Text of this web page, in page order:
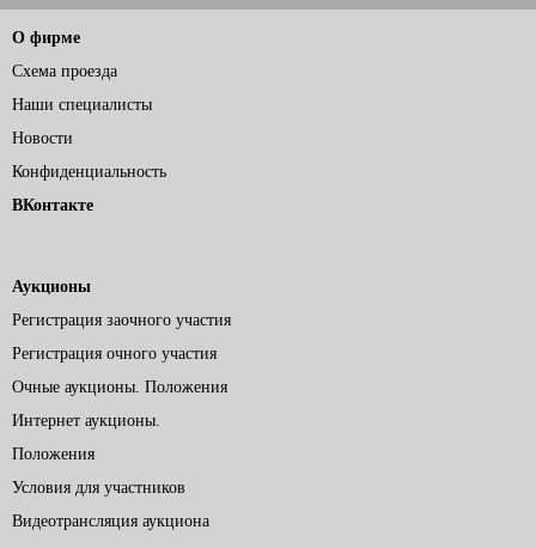
О фирме
Схема проезда
Наши специалисты
Новости
Конфиденциальность
ВКонтакте
Аукционы
Регистрация заочного участия
Регистрация очного участия
Очные аукционы. Положения
Интернет аукционы.
Положения
Условия для участников
Видеотрансляция аукциона